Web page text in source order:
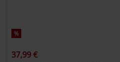
%
37,99 €